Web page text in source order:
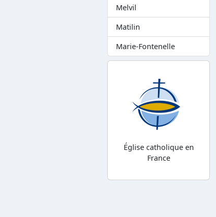
Melvil
Matilin
Marie-Fontenelle
Église catholique en
France